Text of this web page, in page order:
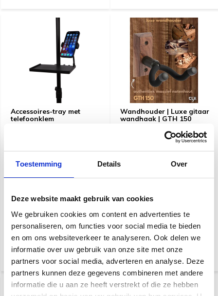
Toestemming Details Over
Deze website maakt gebruik van cookies
We gebruiken cookies om content en advertenties te
personaliseren, om functies voor social media te bieden
en om ons websiteverkeer te analyseren. Ook delen we
informatie over uw gebruik van onze site met onze
partners voor social media, adverteren en analyse. Deze
partners kunnen deze gegevens combineren met andere
informatie die u aan ze heeft verstrekt of die ze hebben
Accessoires-tray met
telefoonklem
optreden of repeteren! Een
flesje water, capo, plectrums,
noem maar op. Je kunt het
allemaal gemakkelijk voor je
Klik voor verzendinformatie
€ 14,90
Wandhouder | Luxe gitaar
wandhaak | GTH 150
geschikt is voor elke vorm
(bas)gitaar, ukelele of banjo.
Een houder van massief
€ 14,95